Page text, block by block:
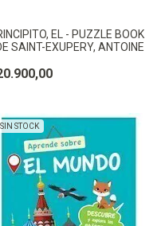
EL - PUZZLE BOOK
SAINT-EXUPERY, ANTOINE
SIN STOCK